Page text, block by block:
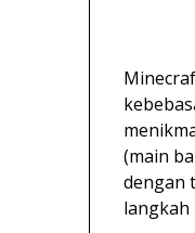
(main
dengan
langkah